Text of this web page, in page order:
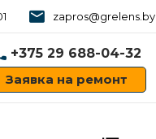
zapros@grelens.by
+375 29 688-04-32
Заявка на ремонт